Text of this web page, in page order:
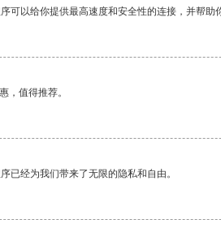
可以给你提供最高速度和安全性的连接，并帮助
，值得推荐。
已经为我们带来了无限的隐私和自由。